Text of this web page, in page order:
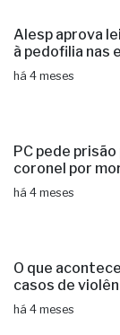
Alesp aprova
à pedofilia nas
há 4 meses
PC pede
coronel por
há 4 meses
O que
casos de
há 4 meses